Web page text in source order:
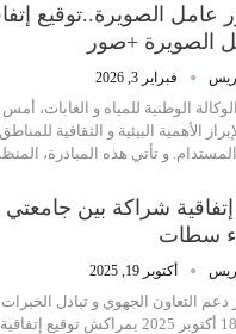
عامل الصويرة..توقيع
الصويرة +صور
فبراير 3, 2026
الوطنية للمياه و الغابات، أمس
الأهمية البيئية و الثقافية
المستدام. و تأتي هذه المبادرة،
إتفاقية شراكة بين
سطات
أكتوبر 19, 2025
التعاون الجهوي و تبادل
السبت 18 أكتوبر 2025